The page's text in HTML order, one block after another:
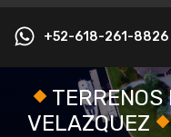
+52-618-261-8826
VELAZQUEZ